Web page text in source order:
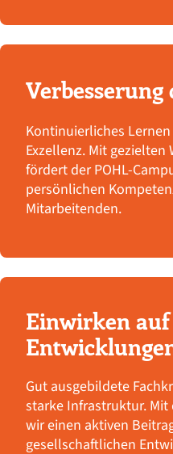
Kontinuierliches
Exzellenz. Mit
fördert der POHL-
persönlichen
Mitarbeitenden.
Einwirken
Gut ausgebildete
starke Infrastruktur. Mit
wir einen aktiven
gesellschaftlichen